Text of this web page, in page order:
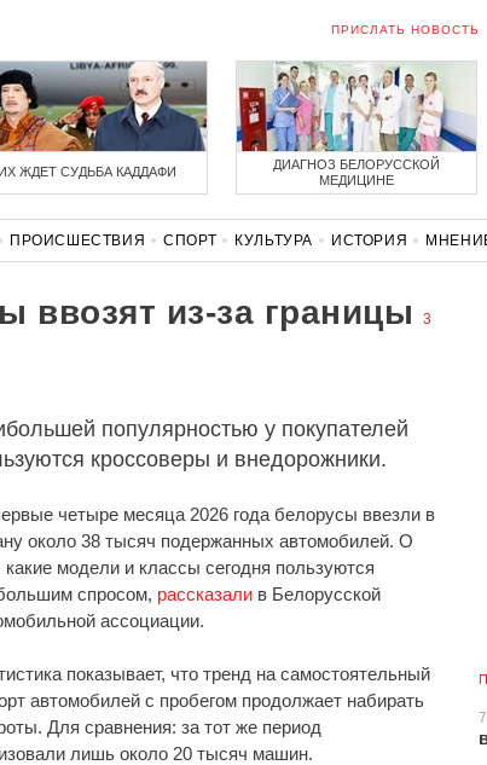
ПРИСЛАТЬ НОВОСТЬ
ИХ ЖДЕТ СУДЬБА КАДДАФИ
ДИАГНОЗ БЕЛОРУССКОЙ
МЕДИЦИНЕ
ПРОИСШЕСТВИЯ СПОРТ КУЛЬТУРА ИСТОРИЯ
ввозят из-за границы 3
популярностью у покупателей
кроссоверы и внедорожники.
четыре месяца 2026 года белорусы ввезли в
около 38 тысяч подержанных автомобилей. О
какие модели и классы сегодня пользуются
спросом, рассказали в Белорусской
ассоциации.
показывает, что тренд на самостоятельный
автомобилей с пробегом продолжает набирать
Для сравнения: за тот же период
лишь около 20 тысяч машин.